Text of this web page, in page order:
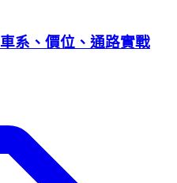
系、價位、通路實戰